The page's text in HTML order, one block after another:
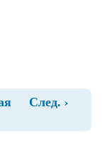
След. ›